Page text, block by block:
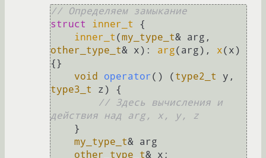
// Определяем замыкание
struct
inner_t
{
inner_t (my_type_t
other_type_t& x): arg(arg), x(x)
{}
void
operator () ( type2_t
type3_t
z)
{
// Здесь вычисления и
действия над arg, x, y, z
my_type_t& arg
other_type_t& x;